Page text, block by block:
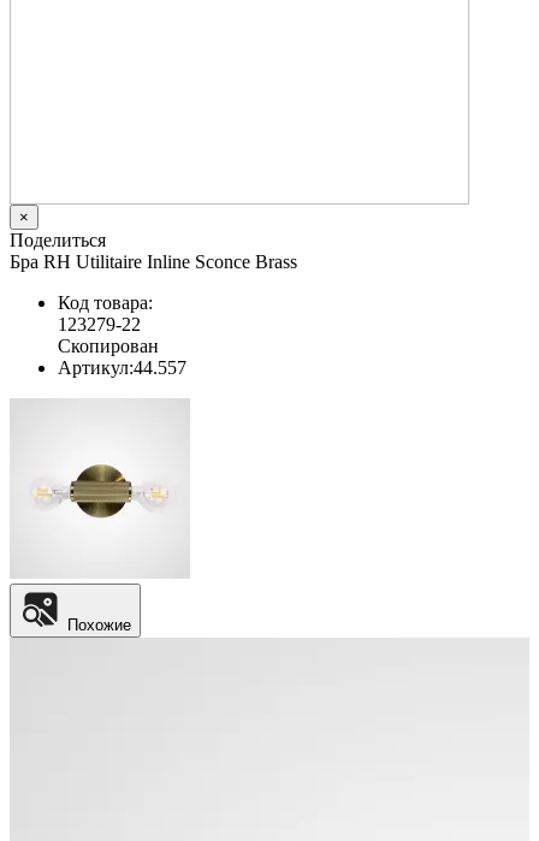
×
Поделиться
Бра RH Utilitaire Inline Sconce Brass
Код товара:
123279-22
Скопирован
Артикул:44.557
Похожие